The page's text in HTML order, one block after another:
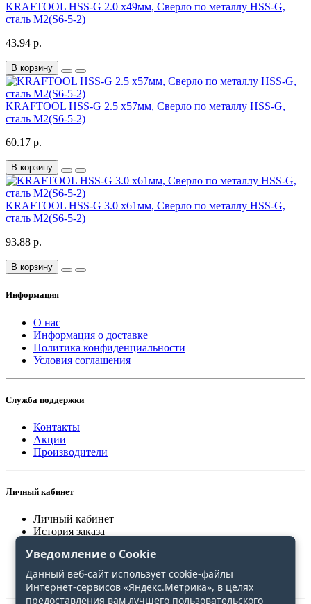
KRAFTOOL HSS-G 2.0 х49мм, Сверло по металлу HSS-G,
сталь М2(S6-5-2)
43.94 р.
В корзину
KRAFTOOL HSS-G 2.5 х57мм, Сверло по металлу HSS-G,
сталь М2(S6-5-2)
60.17 р.
В корзину
KRAFTOOL HSS-G 3.0 х61мм, Сверло по металлу HSS-G,
сталь М2(S6-5-2)
93.88 р.
В корзину
Информация
О нас
Информация о доставке
Политика конфиденциальности
Условия соглашения
Служба поддержки
Контакты
Акции
Производители
Личный кабинет
Личный кабинет
История заказа
Сравнение
Уведомление о Cookie
Данный веб-сайт использует cookie-файлы
Интернет-сервисов «Яндекс.Метрика», в целях
предоставления вам лучшего пользовательского